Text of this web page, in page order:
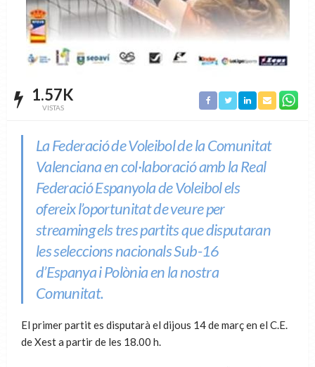
1.57K
VISTAS
La Federació de Voleibol de la Comunitat
Valenciana en col·laboració amb la Real
Federació Espanyola de Voleibol els
ofereix l’oportunitat de veure per
streaming els tres partits que disputaran
les seleccions nacionals Sub-16
d’Espanya i Polònia en la nostra
Comunitat.
El primer partit es disputarà el dijous 14 de març en el C.E.
de Xest a partir de les 18.00 h.